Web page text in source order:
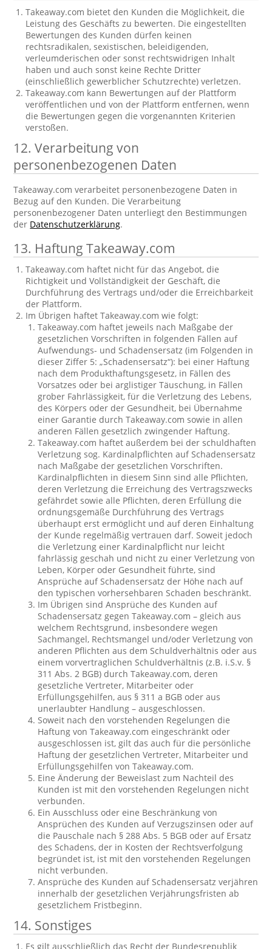
Takeaway.com bietet den Kunden die Möglichkeit, die
Leistung des Geschäfts zu bewerten. Die eingestellten
Bewertungen des Kunden dürfen keinen
rechtsradikalen, sexistischen, beleidigenden,
verleumderischen oder sonst rechtswidrigen Inhalt
haben und auch sonst keine Rechte Dritter
(einschließlich gewerblicher Schutzrechte) verletzen.
Takeaway.com kann Bewertungen auf der Plattform
veröffentlichen und von der Plattform entfernen, wenn
die Bewertungen gegen die vorgenannten Kriterien
verstoßen.
12. Verarbeitung von
personenbezogenen Daten
Takeaway.com verarbeitet personenbezogene Daten in
Bezug auf den Kunden. Die Verarbeitung
personenbezogener Daten unterliegt den Bestimmungen
der Datenschutzerklärung.
13. Haftung Takeaway.com
Takeaway.com haftet nicht für das Angebot, die
Richtigkeit und Vollständigkeit der Geschäft, die
Durchführung des Vertrags und/oder die Erreichbarkeit
der Plattform.
Im Übrigen haftet Takeaway.com wie folgt:
Takeaway.com haftet jeweils nach Maßgabe der
gesetzlichen Vorschriften in folgenden Fällen auf
Aufwendungs- und Schadensersatz (im Folgenden in
dieser Ziffer 5: „Schadensersatz“): bei einer Haftung
nach dem Produkthaftungsgesetz, in Fällen des
Vorsatzes oder bei arglistiger Täuschung, in Fällen
grober Fahrlässigkeit, für die Verletzung des Lebens,
des Körpers oder der Gesundheit, bei Übernahme
einer Garantie durch Takeaway.com sowie in allen
anderen Fällen gesetzlich zwingender Haftung.
Takeaway.com haftet außerdem bei der schuldhaften
Verletzung sog. Kardinalpflichten auf Schadensersatz
nach Maßgabe der gesetzlichen Vorschriften.
Kardinalpflichten in diesem Sinn sind alle Pflichten,
deren Verletzung die Erreichung des Vertragszwecks
gefährdet sowie alle Pflichten, deren Erfüllung die
ordnungsgemäße Durchführung des Vertrags
überhaupt erst ermöglicht und auf deren Einhaltung
der Kunde regelmäßig vertrauen darf. Soweit jedoch
die Verletzung einer Kardinalpflicht nur leicht
fahrlässig geschah und nicht zu einer Verletzung von
Leben, Körper oder Gesundheit führte, sind
Ansprüche auf Schadensersatz der Höhe nach auf
den typischen vorhersehbaren Schaden beschränkt.
Im Übrigen sind Ansprüche des Kunden auf
Schadensersatz gegen Takeaway.com – gleich aus
welchem Rechtsgrund, insbesondere wegen
Sachmangel, Rechtsmangel und/oder Verletzung von
anderen Pflichten aus dem Schuldverhältnis oder aus
einem vorvertraglichen Schuldverhältnis (z.B. i.S.v. §
311 Abs. 2 BGB) durch Takeaway.com, deren
gesetzliche Vertreter, Mitarbeiter oder
Erfüllungsgehilfen, aus § 311 a BGB oder aus
unerlaubter Handlung – ausgeschlossen.
Soweit nach den vorstehenden Regelungen die
Haftung von Takeaway.com eingeschränkt oder
ausgeschlossen ist, gilt das auch für die persönliche
Haftung der gesetzlichen Vertreter, Mitarbeiter und
Erfüllungsgehilfen von Takeaway.com.
Eine Änderung der Beweislast zum Nachteil des
Kunden ist mit den vorstehenden Regelungen nicht
verbunden.
Ein Ausschluss oder eine Beschränkung von
Ansprüchen des Kunden auf Verzugszinsen oder auf
die Pauschale nach § 288 Abs. 5 BGB oder auf Ersatz
des Schadens, der in Kosten der Rechtsverfolgung
begründet ist, ist mit den vorstehenden Regelungen
nicht verbunden.
Ansprüche des Kunden auf Schadensersatz verjähren
innerhalb der gesetzlichen Verjährungsfristen ab
gesetzlichem Fristbeginn.
14. Sonstiges
Es gilt ausschließlich das Recht der Bundesrepublik